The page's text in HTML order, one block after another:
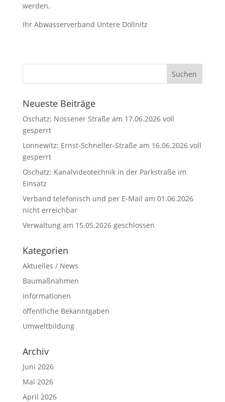
werden.
Ihr Abwasserverband Untere Döllnitz
Neueste Beiträge
Oschatz: Nossener Straße am 17.06.2026 voll
gesperrt
Lonnewitz: Ernst-Schneller-Straße am 16.06.2026 voll
gesperrt
Oschatz: Kanalvideotechnik in der Parkstraße im
Einsatz
Verband telefonisch und per E-Mail am 01.06.2026
nicht erreichbar
Verwaltung am 15.05.2026 geschlossen
Kategorien
Aktuelles / News
Baumaßnahmen
Informationen
öffentliche Bekanntgaben
Umweltbildung
Archiv
Juni 2026
Mai 2026
April 2026